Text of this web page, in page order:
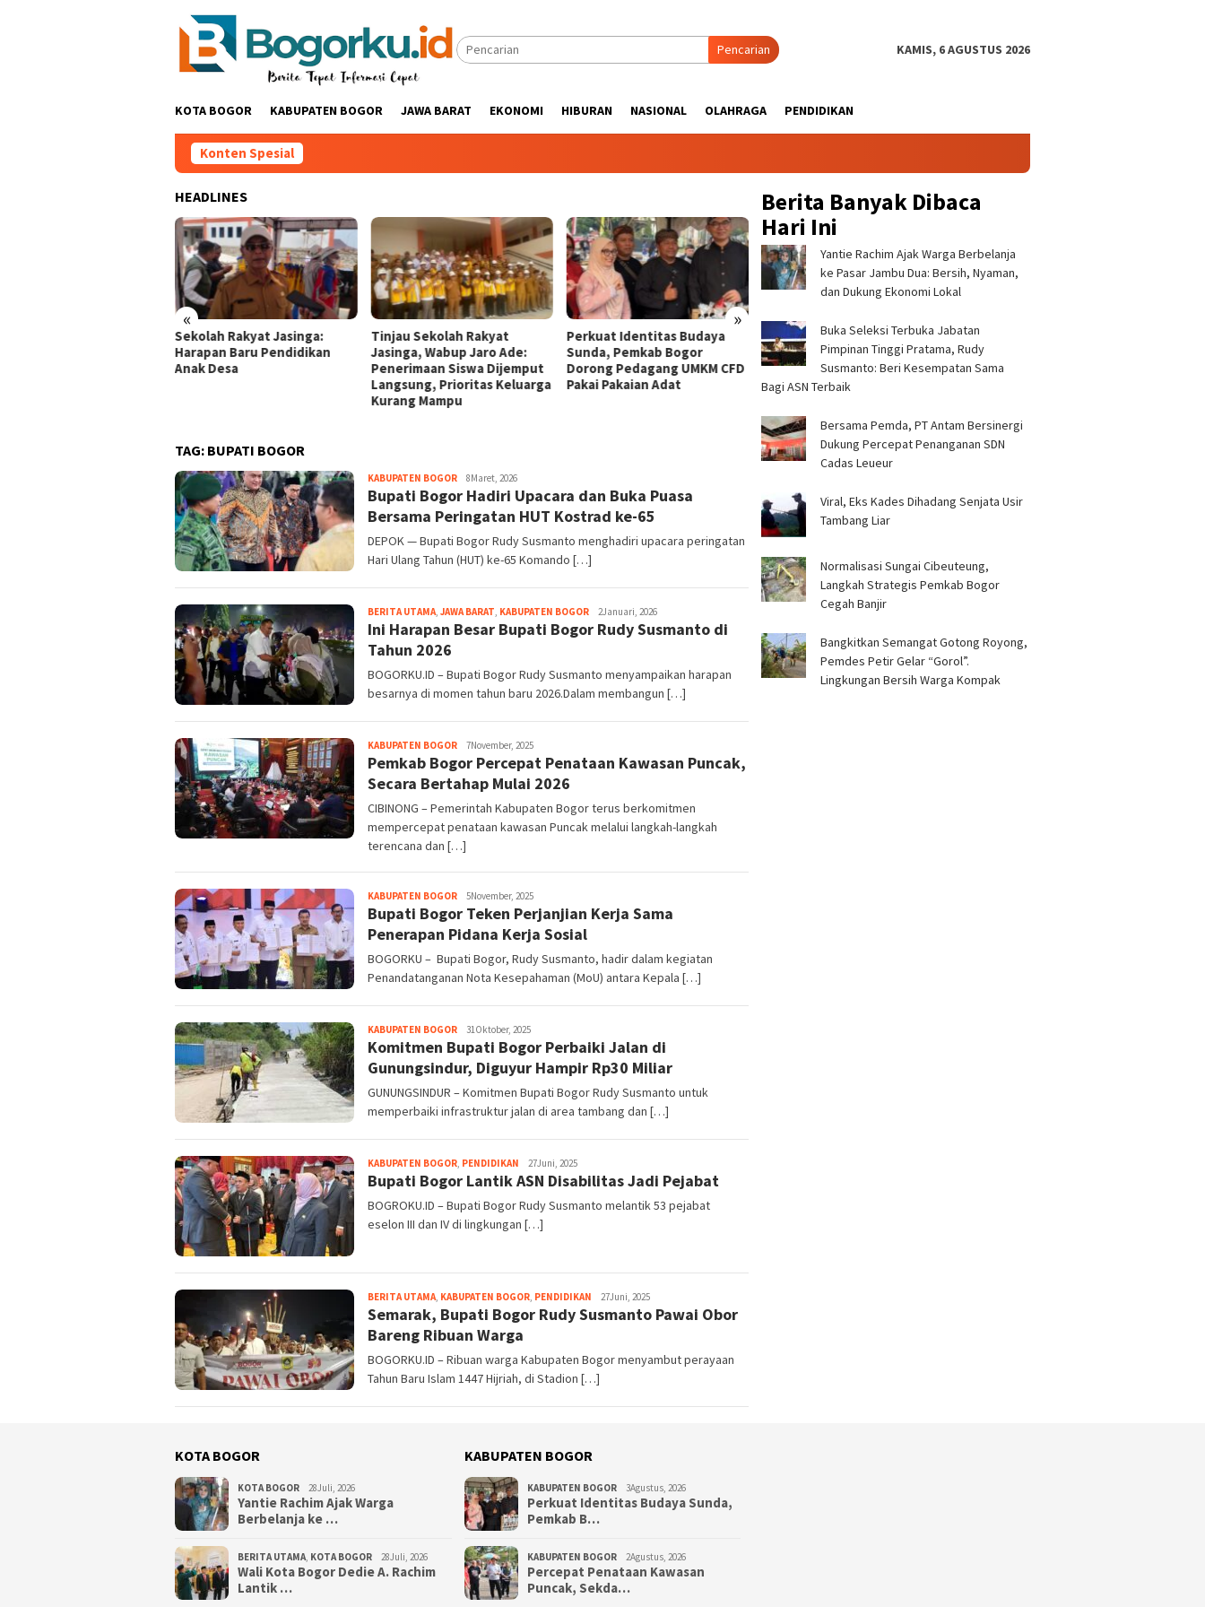
Pencarian KAMIS, 6 AGUSTUS 2026
KOTA BOGOR KABUPATEN BOGOR JAWA BARAT EKONOMI HIBURAN NASIONAL OLAHRAGA PENDIDIKAN
Konten Spesial
HEADLINES
« »
Sekolah Rakyat Jasinga:
Harapan Baru Pendidikan
Anak Desa ‎
Tinjau Sekolah Rakyat
Jasinga, Wabup Jaro Ade:
Penerimaan Siswa Dijemput
Langsung, Prioritas Keluarga
Kurang Mampu
Perkuat Identitas Budaya
Sunda, Pemkab Bogor
Dorong Pedagang UMKM CFD
Pakai Pakaian Adat ‎
‎Percepat Penataan Kawasan
Puncak, Sekda Ajat Rochmat
Tinjau Sejumlah Titik
Strategis ‎
Peserta MTQ Desa Cihud
2026 Meningkat. Berharap
Penyesuaian Waktu
TAG: BUPATI BOGOR
KABUPATEN BOGOR admin
8Maret, 2026
Bupati Bogor Hadiri Upacara dan Buka Puasa
Bersama Peringatan HUT Kostrad ke-65
DEPOK — Bupati Bogor Rudy Susmanto menghadiri upacara peringatan
Hari Ulang Tahun (HUT) ke-65 Komando […]
BERITA UTAMA, JAWA BARAT, KABUPATEN BOGOR admin
2Januari, 2026
Ini Harapan Besar Bupati Bogor Rudy Susmanto di
Tahun 2026
BOGORKU.ID – Bupati Bogor Rudy Susmanto menyampaikan harapan
besarnya di momen tahun baru 2026.Dalam membangun […]
KABUPATEN BOGOR admin
7November, 2025
Pemkab Bogor Percepat Penataan Kawasan Puncak,
Secara Bertahap Mulai 2026
CIBINONG – Pemerintah Kabupaten Bogor terus berkomitmen
mempercepat penataan kawasan Puncak melalui langkah-langkah
terencana dan […]
KABUPATEN BOGOR admin
5November, 2025
Bupati Bogor Teken Perjanjian Kerja Sama
Penerapan Pidana Kerja Sosial
BOGORKU – Bupati Bogor, Rudy Susmanto, hadir dalam kegiatan
Penandatanganan Nota Kesepahaman (MoU) antara Kepala […]
KABUPATEN BOGOR admin
31Oktober, 2025
Komitmen Bupati Bogor Perbaiki Jalan di
Gunungsindur, Diguyur Hampir Rp30 Miliar
GUNUNGSINDUR – Komitmen Bupati Bogor Rudy Susmanto untuk
memperbaiki infrastruktur jalan di area tambang dan […]
KABUPATEN BOGOR, PENDIDIKAN Redaksi
Bogorku
27Juni, 2025
Bupati Bogor Lantik ASN Disabilitas Jadi Pejabat
BOGROKU.ID – Bupati Bogor Rudy Susmanto melantik 53 pejabat
eselon III dan IV di lingkungan […]
BERITA UTAMA, KABUPATEN BOGOR, PENDIDIKAN Redaksi
Bogorku
27Juni, 2025
Semarak, Bupati Bogor Rudy Susmanto Pawai Obor
Bareng Ribuan Warga
BOGORKU.ID – Ribuan warga Kabupaten Bogor menyambut perayaan
Tahun Baru Islam 1447 Hijriah, di Stadion […]
Berita Banyak Dibaca
Hari Ini
‎Yantie Rachim Ajak Warga Berbelanja
ke Pasar Jambu Dua: Bersih, Nyaman,
dan Dukung Ekonomi Lokal ‎
Buka Seleksi Terbuka Jabatan
Pimpinan Tinggi Pratama, Rudy
Susmanto: Beri Kesempatan Sama
Bagi ASN Terbaik ‎
Bersama Pemda, PT Antam Bersinergi
Dukung Percepat Penanganan SDN
Cadas Leueur ‎
Viral, Eks Kades Dihadang Senjata Usir
Tambang Liar
Normalisasi Sungai Cibeuteung,
Langkah Strategis Pemkab Bogor
Cegah Banjir
Bangkitkan Semangat Gotong Royong,
Pemdes Petir Gelar “Gorol”.
Lingkungan Bersih Warga Kompak ‎
KOTA BOGOR
KOTA BOGOR 28Juli, 2026
‎Yantie Rachim Ajak Warga
Berbelanja ke …
BERITA UTAMA, KOTA BOGOR 28Juli, 2026
‎Wali Kota Bogor Dedie A. Rachim
Lantik …
KABUPATEN BOGOR
KABUPATEN BOGOR 3Agustus, 2026
Perkuat Identitas Budaya Sunda,
Pemkab B…
KABUPATEN BOGOR 2Agustus, 2026
‎Percepat Penataan Kawasan
Puncak, Sekda…